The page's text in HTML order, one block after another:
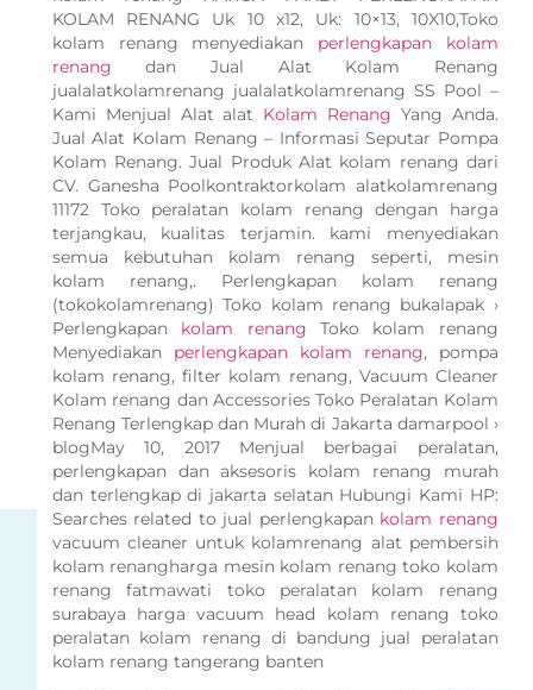
KOLAM RENANG Uk 10 x12, Uk: 10×13, 10X10,Toko
kolam renang menyediakan perlengkapan kolam
renang dan Jual Alat Kolam Renang
jualalatkolamrenang jualalatkolamrenang SS Pool –
Kami Menjual Alat alat Kolam Renang Yang Anda.
Jual Alat Kolam Renang – Informasi Seputar Pompa
Kolam Renang. Jual Produk Alat kolam renang dari
CV. Ganesha Poolkontraktorkolam alatkolamrenang
11172 Toko peralatan kolam renang dengan harga
terjangkau, kualitas terjamin. kami menyediakan
semua kebutuhan kolam renang seperti, mesin
kolam renang,. Perlengkapan kolam renang
(tokokolamrenang) Toko kolam renang bukalapak ›
Perlengkapan kolam renang Toko kolam renang
Menyediakan perlengkapan kolam renang, pompa
kolam renang, filter kolam renang, Vacuum Cleaner
Kolam renang dan Accessories Toko Peralatan Kolam
Renang Terlengkap dan Murah di Jakarta damarpool ›
blogMay 10, 2017 Menjual berbagai peralatan,
perlengkapan dan aksesoris kolam renang murah
dan terlengkap di jakarta selatan Hubungi Kami HP:
Searches related to jual perlengkapan kolam renang
vacuum cleaner untuk kolamrenang alat pembersih
kolam renangharga mesin kolam renang toko kolam
renang fatmawati toko peralatan kolam renang
surabaya harga vacuum head kolam renang toko
peralatan kolam renang di bandung jual peralatan
kolam renang tangerang banten